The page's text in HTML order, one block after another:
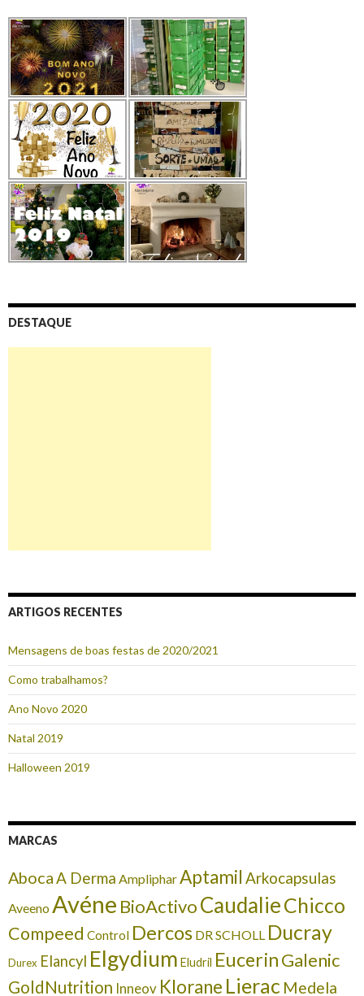
DESTAQUE
ARTIGOS RECENTES
Mensagens de boas festas de 2020/2021
Como trabalhamos?
Ano Novo 2020
Natal 2019
Halloween 2019
MARCAS
AbocaA Derma AmplipharAptamil Arkocapsulas
Aveeno Avéne BioActivoCaudalieChicco
Compeed Control Dercos DR SCHOLL Ducray
Durex Elancyl Elgydium Eludril EucerinGalenic
GoldNutrition Inneov Klorane Lierac Medela